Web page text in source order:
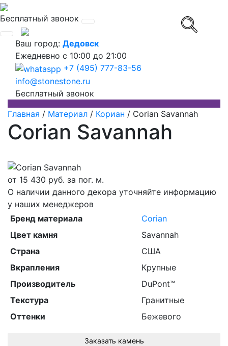
Бесплатный звонок
Ваш город: Дедовск
Ежедневно с 10:00 до 21:00
+7 (495) 777-83-56
info@stonestone.ru
Бесплатный звонок
Главная / Материал / Кориан / Corian Savannah
Corian Savannah
от 15 430 руб. за пог. м.
О наличии данного декора уточняйте информацию
у наших менеджеров
Бренд материала
Corian
Цвет камня
Savannah
Страна
США
Вкрапления
Крупные
Производитель
DuPont™
Текстура
Гранитные
Оттенки
Бежевого
Заказать камень